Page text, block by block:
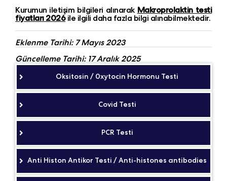
Kurumun iletişim bilgileri alınarak Makroprolaktin testi
fiyatları 2026ile ilgili daha fazla bilgi alınabilmektedir.
Eklenme Tarihi: 7 Mayıs 2023
Güncelleme Tarihi: 17 Aralık 2025
Oksitosin / 0xytocin Hormonu Testi
Covid Testi
PCR Testi
Anti Histon Antikor Testi / Anti-histones antibodies